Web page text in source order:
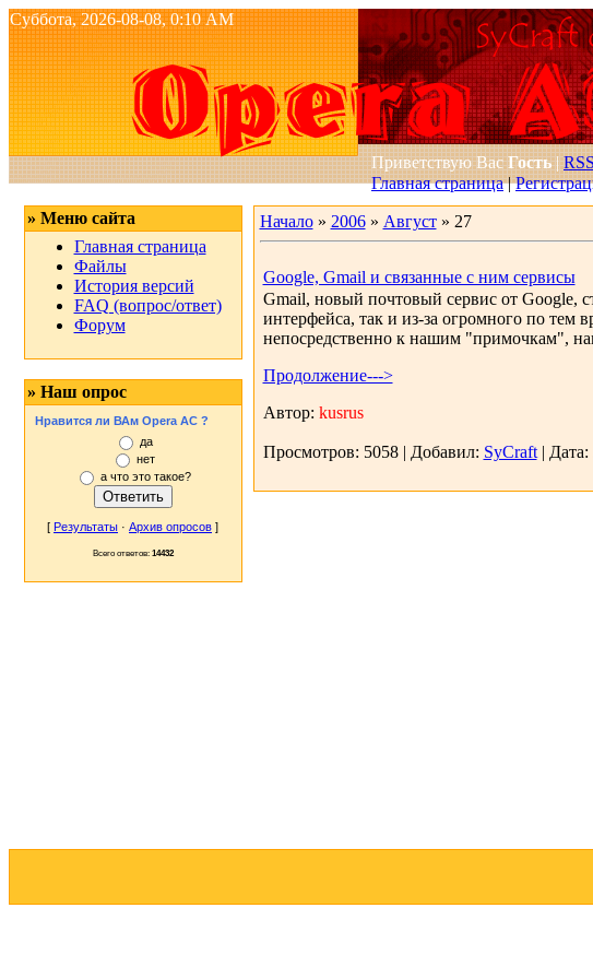
Суббота, 2026-08-08, 0:10 AM
Приветствую ВасГость|RSS
Главная страница|
» Меню сайта
Главная страница
Файлы
История версий
FAQ (вопрос/ответ)
Форум
» Наш опрос
Нравится ли ВАм Opera AC ?
да
нет
а что это такое?
[ Результаты · Архив опросов ]
Всего ответов: 14432
Начало» 2006 » Август » 27
Google, Gmail и связанные с ним сервисы
Gmail, новый почтовый сервис от Google,
интерфейса, так и из-за огромного по тем
непосредственно к нашим "примочкам",
Продолжение--->
Автор: kusrus
Просмотров: 5058 | Добавил: SyCraft | Дата: